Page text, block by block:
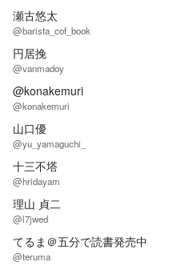
瀬古悠太
@barista_cof_book
円居挽
@vanmadoy
@konakemuri
@konakemuri
山口優
@yu_yamaguchi_
十三不塔
@hridayam
理山 貞二
@l7jwed
てるま＠五分で読書発売中
@teruma